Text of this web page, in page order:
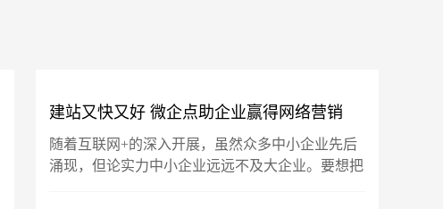
建站又快又好 微企点助企业赢得网络营销
“先机”
随着互联网+的深入开展，虽然众多中小企业先后
涌现，但论实力中小企业远远不及大企业。要想把